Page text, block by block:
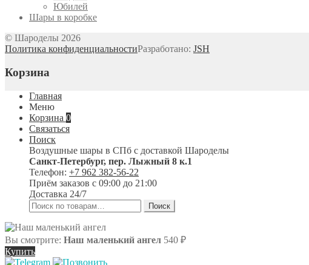
Юбилей
Шары в коробке
© Шароделы 2026
Политика конфиденциальностиРазработано: JSH
Корзина
Главная
Меню
Корзина 0
Связаться
Поиск
Воздушные шары в СПб с доставкой Шароделы
Санкт-Петербург, пер. Лыжный 8 к.1
Телефон: +7 962 382-56-22
Приём заказов с 09:00 до 21:00
Доставка 24/7
Искать:
Поиск
Вы смотрите: Наш маленький ангел 540 ₽
Купить